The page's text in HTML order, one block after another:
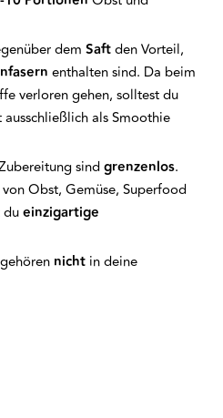
dem Saftden Vorteil,
enthalten sind. Da beim
verloren gehen, solltest du
als Smoothie
sindgrenzenlos.
Obst, Gemüse, Superfood
dueinzigartige
nichtin deine